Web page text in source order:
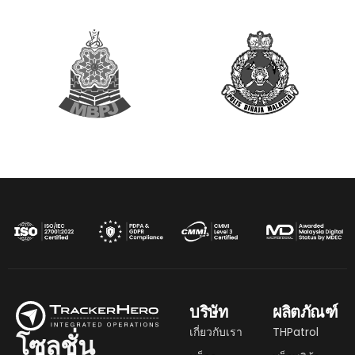
โซลูชั่น
บริษัท
เกี่ยวกับเรา
ผลิตภัณฑ์
THPatrol